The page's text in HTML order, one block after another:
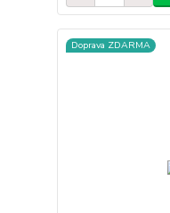
Doprava ZDARMA